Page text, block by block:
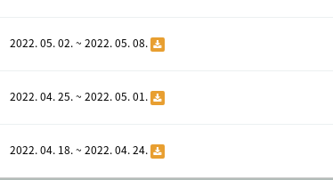
2022. 05. 02. ~ 2022. 05. 08.
2022. 04. 25. ~ 2022. 05. 01.
2022. 04. 18. ~ 2022. 04. 24.